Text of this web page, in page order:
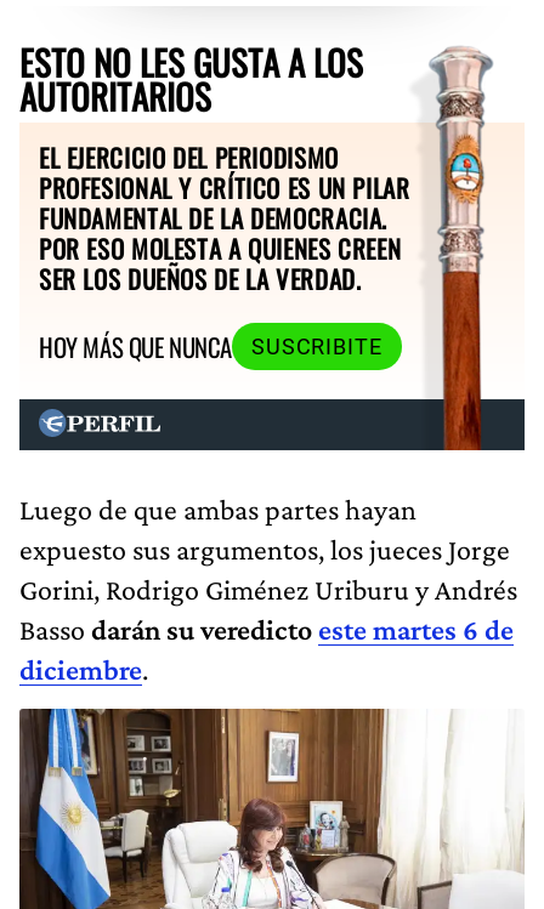
ESTO NO LES GUSTA A LOS
AUTORITARIOS
EL EJERCICIO DEL PERIODISMO
PROFESIONAL Y CRÍTICO ES UN PILAR
FUNDAMENTAL DE LA DEMOCRACIA.
POR ESO MOLESTA A QUIENES CREEN
SER LOS DUEÑOS DE LA VERDAD.
HOY MÁS QUE NUNCA
SUSCRIBITE
Luego de que ambas partes hayan
expuesto sus argumentos, los jueces Jorge
Gorini, Rodrigo Giménez Uriburu y Andrés
Basso darán su veredicto este martes 6 de
diciembre.